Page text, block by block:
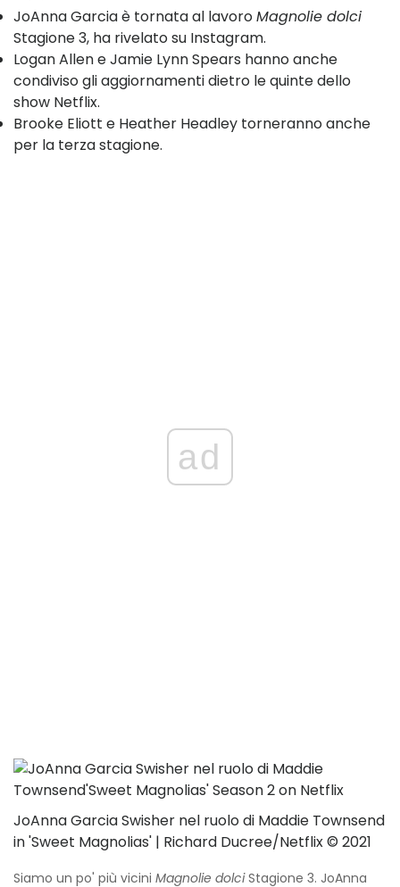
JoAnna Garcia è tornata al lavoroMagnolie dolci
Stagione 3, ha rivelato su Instagram.
Logan Allen e Jamie Lynn Spears hanno anche
condiviso gli aggiornamenti dietro le quinte dello
show Netflix.
Brooke Eliott e Heather Headley torneranno anche
per la terza stagione.
ad
JoAnna Garcia Swisher nel ruolo di Maddie Townsend
in 'Sweet Magnolias' | Richard Ducree/Netflix © 2021
Siamo un po' più vicini Magnolie dolciStagione 3. JoAnna